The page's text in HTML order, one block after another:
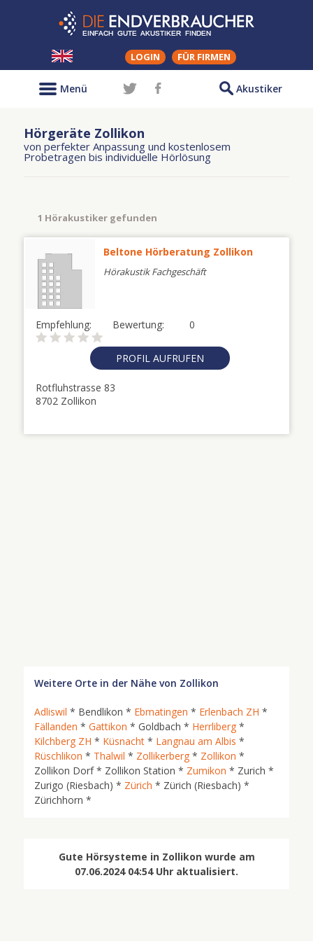
LOGIN FÜR FIRMEN
Akustiker
Menü
Hörgeräte Zollikon
von perfekter Anpassung und kostenlosem
Probetragen bis individuelle Hörlösung
1 Hörakustiker gefunden
Beltone Hörberatung Zollikon
Hörakustik Fachgeschäft
Empfehlung: 0
Bewertung:
PROFIL AUFRUFEN
Rotfluhstrasse 83
8702 Zollikon
Weitere Orte in der Nähe von Zollikon
Adliswil * Bendlikon * Ebmatingen * Erlenbach ZH *
Fällanden * Gattikon * Goldbach * Herrliberg *
Kilchberg ZH * Küsnacht * Langnau am Albis *
Rüschlikon * Thalwil * Zollikerberg * Zollikon *
Zollikon Dorf * Zollikon Station * Zumikon * Zurich *
Zurigo (Riesbach) * Zürich * Zürich (Riesbach) *
Zürichhorn *
Gute Hörsysteme in Zollikon wurde am
07.06.2024 04:54 Uhr aktualisiert.